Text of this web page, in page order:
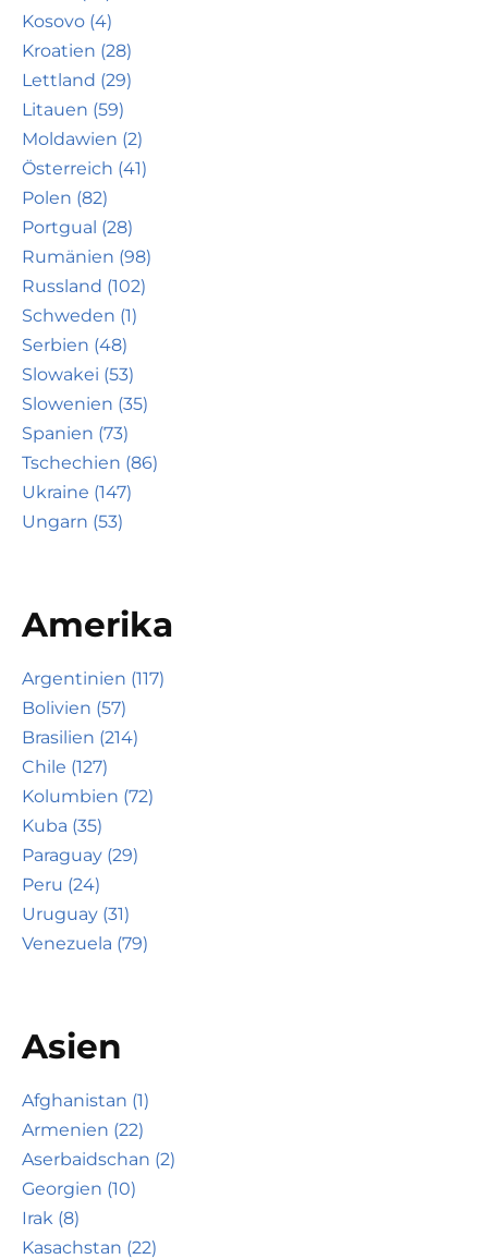
Kosovo (4)
Kroatien (28)
Lettland (29)
Litauen (59)
Moldawien (2)
Österreich (41)
Polen (82)
Portgual (28)
Rumänien (98)
Russland (102)
Schweden (1)
Serbien (48)
Slowakei (53)
Slowenien (35)
Spanien (73)
Tschechien (86)
Ukraine (147)
Ungarn (53)
Amerika
Argentinien (117)
Bolivien (57)
Brasilien (214)
Chile (127)
Kolumbien (72)
Kuba (35)
Paraguay (29)
Peru (24)
Uruguay (31)
Venezuela (79)
Asien
Afghanistan (1)
Armenien (22)
Aserbaidschan (2)
Georgien (10)
Irak (8)
Kasachstan (22)